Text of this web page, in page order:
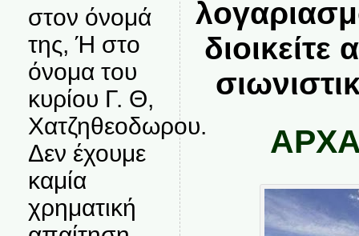
στον όνομά
της, Ή στο
όνομα του
κυρίου Γ. Θ,
Χατζηθεοδωρου.
Δεν έχουμε
καμία
χρηματική
διοικείτε